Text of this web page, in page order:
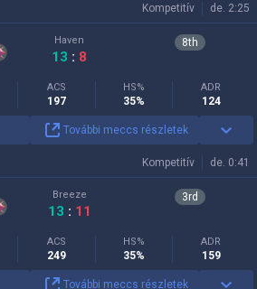
Kompetitív de. 2:25
Haven
13 : 8
8th
ACS
197
HS%
35%
ADR
124
További meccs részletek
Kompetitív de. 0:41
Breeze
13 : 11
3rd
ACS
249
HS%
35%
ADR
159
További meccs részletek